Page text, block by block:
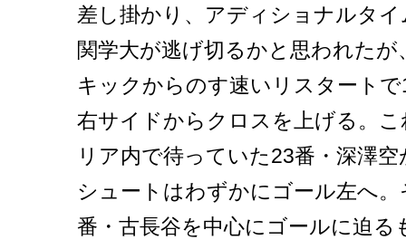
差し掛かり、アディショナルタ
関学大が逃げ切るかと思われたが
キックからのす速いリスタート
右サイドからクロスを上げる。
リア内で待っていた23番・深澤
シュートはわずかにゴール左へ
番・古長谷を中心にゴールに迫る